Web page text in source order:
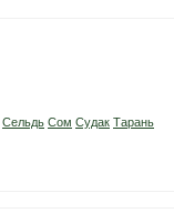
Сельдь Сом Судак Тарань